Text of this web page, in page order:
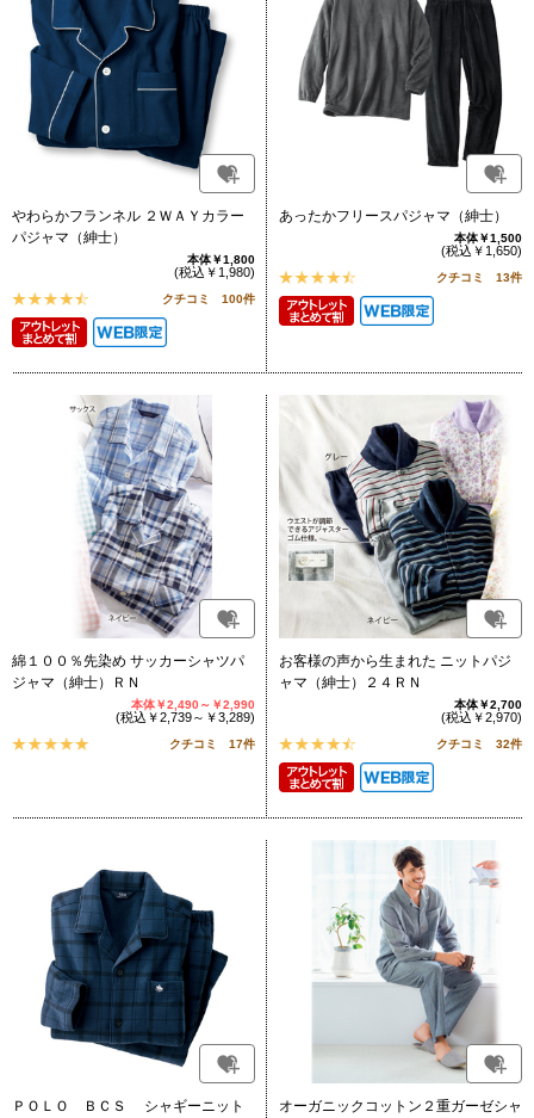
やわらかフランネル ２ＷＡＹカラー
パジャマ（紳士）
本体￥1,800
(税込￥1,980)
クチコミ 100件
あったかフリースパジャマ（紳士）
本体￥1,500
(税込￥1,650)
クチコミ 13件
綿１００％先染め サッカーシャツパ
ジャマ（紳士）ＲＮ
本体￥2,490～￥2,990
(税込￥2,739～￥3,289)
クチコミ 17件
お客様の声から生まれた ニットパジ
ャマ（紳士）２４ＲＮ
本体￥2,700
(税込￥2,970)
クチコミ 32件
ＰＯＬＯ ＢＣＳ シャギーニット
オーガニックコットン２重ガーゼシャ